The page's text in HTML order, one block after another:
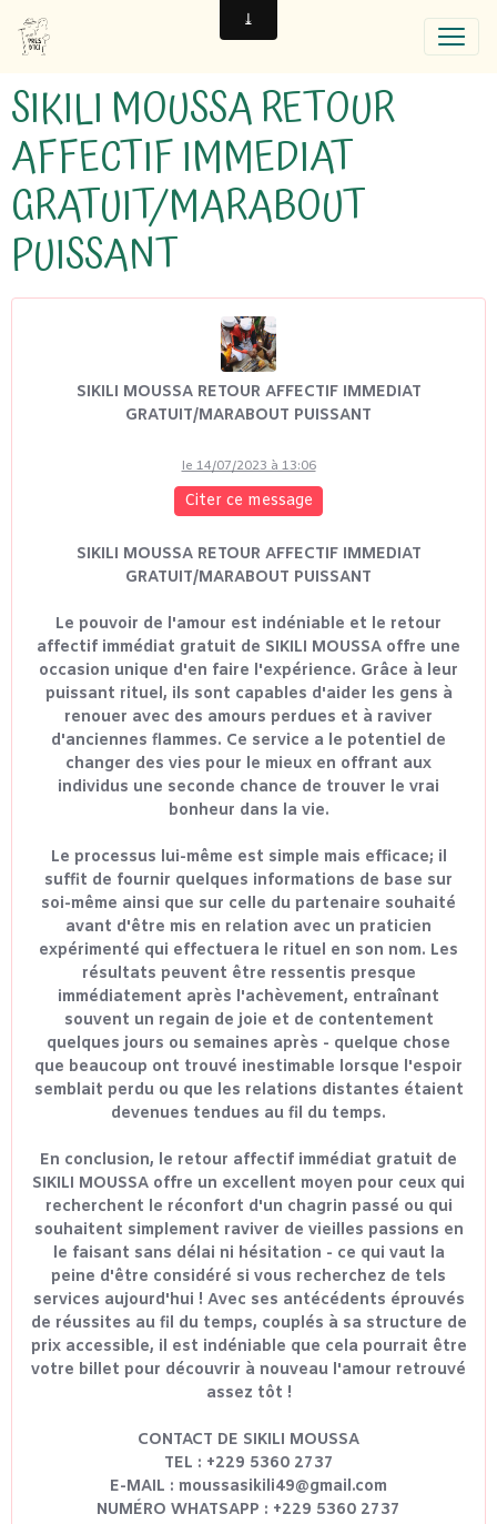
SIKILI MOUSSA RETOUR
AFFECTIF IMMEDIAT
GRATUIT/MARABOUT
PUISSANT
SIKILI MOUSSA RETOUR AFFECTIF IMMEDIAT
GRATUIT/MARABOUT PUISSANT
le 14/07/2023 à 13:06
Citer ce message
SIKILI MOUSSA RETOUR AFFECTIF IMMEDIAT
GRATUIT/MARABOUT PUISSANT
Le pouvoir de l'amour est indéniable et le retour
affectif immédiat gratuit de SIKILI MOUSSA offre une
occasion unique d'en faire l'expérience. Grâce à leur
puissant rituel, ils sont capables d'aider les gens à
renouer avec des amours perdues et à raviver
d'anciennes flammes. Ce service a le potentiel de
changer des vies pour le mieux en offrant aux
individus une seconde chance de trouver le vrai
bonheur dans la vie.
Le processus lui-même est simple mais efficace; il
suffit de fournir quelques informations de base sur
soi-même ainsi que sur celle du partenaire souhaité
avant d'être mis en relation avec un praticien
expérimenté qui effectuera le rituel en son nom. Les
résultats peuvent être ressentis presque
immédiatement après l'achèvement, entraînant
souvent un regain de joie et de contentement
quelques jours ou semaines après - quelque chose
que beaucoup ont trouvé inestimable lorsque l'espoir
semblait perdu ou que les relations distantes étaient
devenues tendues au fil du temps.
En conclusion, le retour affectif immédiat gratuit de
SIKILI MOUSSA offre un excellent moyen pour ceux qui
recherchent le réconfort d'un chagrin passé ou qui
souhaitent simplement raviver de vieilles passions en
le faisant sans délai ni hésitation - ce qui vaut la
peine d'être considéré si vous recherchez de tels
services aujourd'hui ! Avec ses antécédents éprouvés
de réussites au fil du temps, couplés à sa structure de
prix accessible, il est indéniable que cela pourrait être
votre billet pour découvrir à nouveau l'amour retrouvé
assez tôt !
CONTACT DE SIKILI MOUSSA
TEL : +229 5360 2737
E-MAIL : moussasikili49@gmail.com
NUMÉRO WHATSAPP : +229 5360 2737